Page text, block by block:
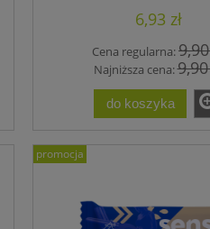
6,93 zł
Cena regularna:
Najniższa cena:9,90
do koszyka
promocja